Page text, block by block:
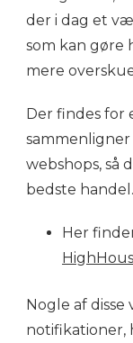
der i dag et
som kan gøre
mere
Der findes for
webshops, så
bedste handel.
Her
Nogle af
notifikationer,